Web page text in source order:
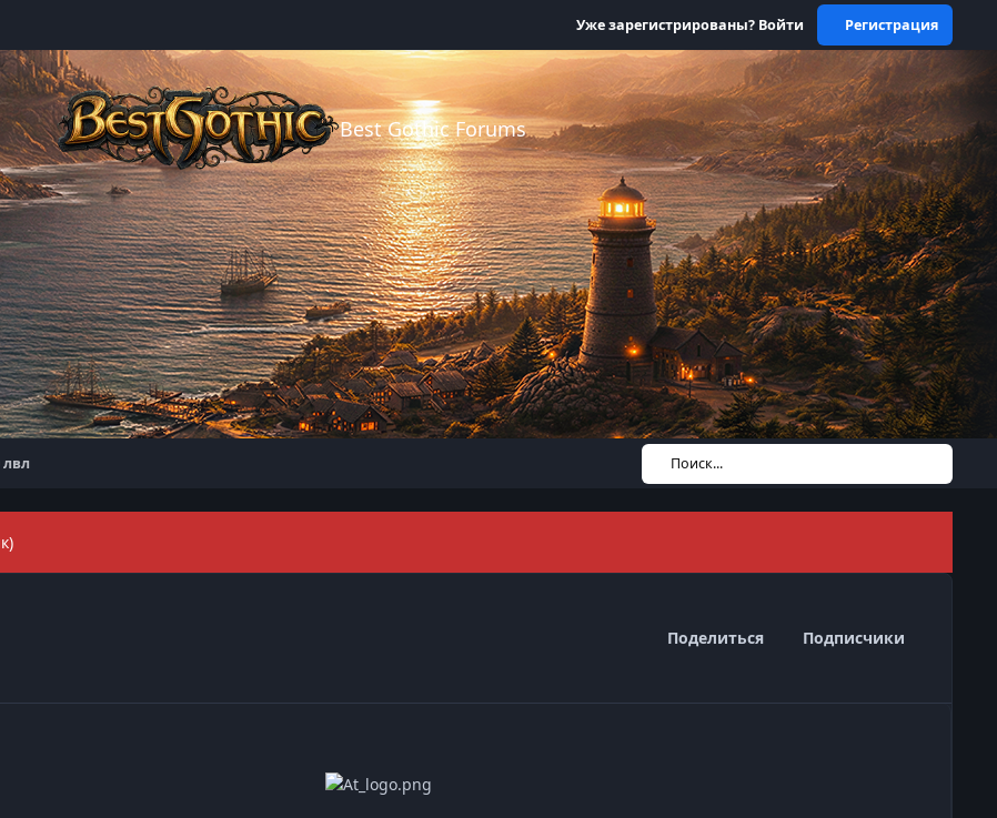
Уже зарегистрированы? Войти Регистрация
Best Gothic Forums
лвл Поиск...
Поделиться Подписчики